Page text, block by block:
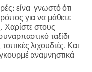
είναι γνωστό ότι
για να μάθετε
Χαρίστε στους
ταξίδι
λιχουδιές. Και
αναμνηστικά